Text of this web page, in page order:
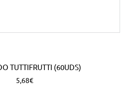
TUTTIFRUTTI (60UDS)
5,68€